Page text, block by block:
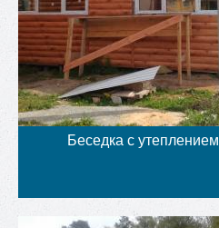
Беседка с утеплением